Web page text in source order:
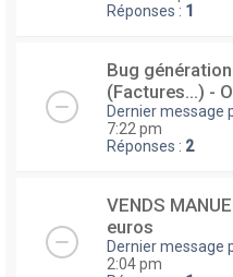
Réponses : 1
Bug
(Factures...) -
Dernier message
7:22 pm
Réponses : 2
VENDS
euros
Dernier message
2:04 pm